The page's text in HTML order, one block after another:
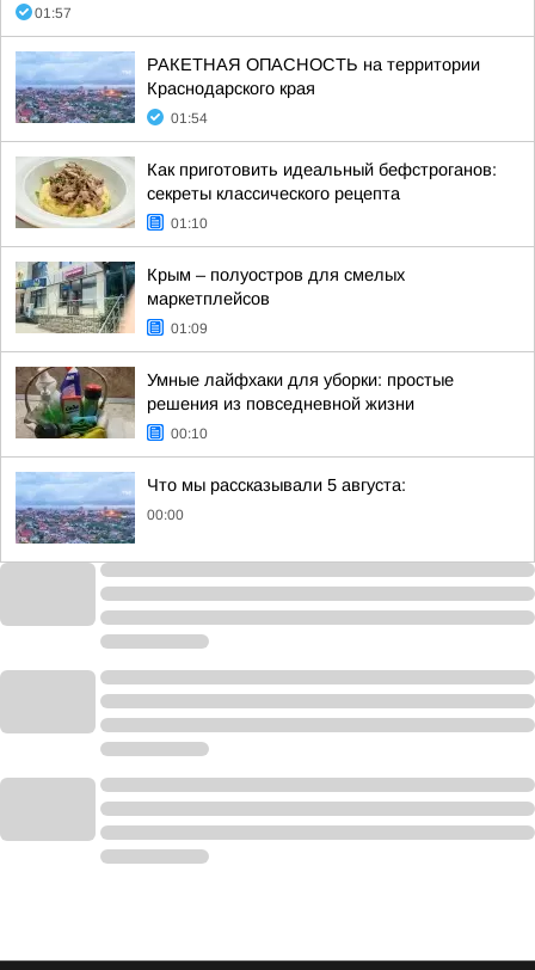
01:57
РАКЕТНАЯ ОПАСНОСТЬ на территории
Краснодарского края
01:54
Как приготовить идеальный бефстроганов:
секреты классического рецепта
01:10
Крым – полуостров для смелых
маркетплейсов
01:09
Умные лайфхаки для уборки: простые
решения из повседневной жизни
00:10
Что мы рассказывали 5 августа:
00:00